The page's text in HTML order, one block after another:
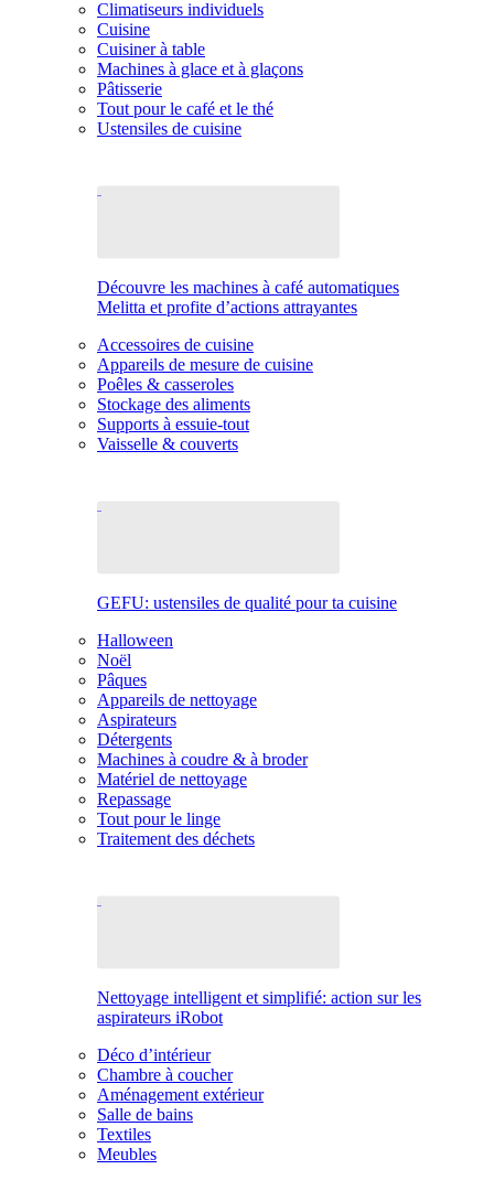
Climatiseurs individuels
Cuisine
Cuisiner à table
Machines à glace et à glaçons
Pâtisserie
Tout pour le café et le thé
Ustensiles de cuisine
Découvre les machines à café automatiques
Melitta et profite d’actions attrayantes
Accessoires de cuisine
Appareils de mesure de cuisine
Poêles & casseroles
Stockage des aliments
Supports à essuie-tout
Vaisselle & couverts
GEFU: ustensiles de qualité pour ta cuisine
Halloween
Noël
Pâques
Appareils de nettoyage
Aspirateurs
Détergents
Machines à coudre & à broder
Matériel de nettoyage
Repassage
Tout pour le linge
Traitement des déchets
Nettoyage intelligent et simplifié: action sur les
aspirateurs iRobot
Déco d’intérieur
Chambre à coucher
Aménagement extérieur
Salle de bains
Textiles
Meubles